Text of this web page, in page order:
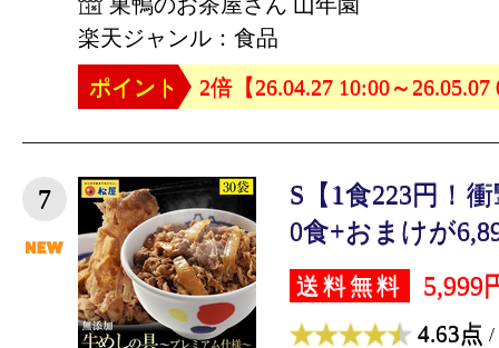
楽天ジャンル：食品
ポイント
2倍【26.04.27 10:00～26.05.07
7
S【1食223円！
0食+おまけが
送料無料 5,999
4.63点 /